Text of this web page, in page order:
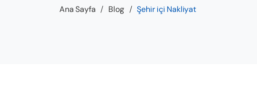
Ana Sayfa / Blog / Şehir içi Nakliyat